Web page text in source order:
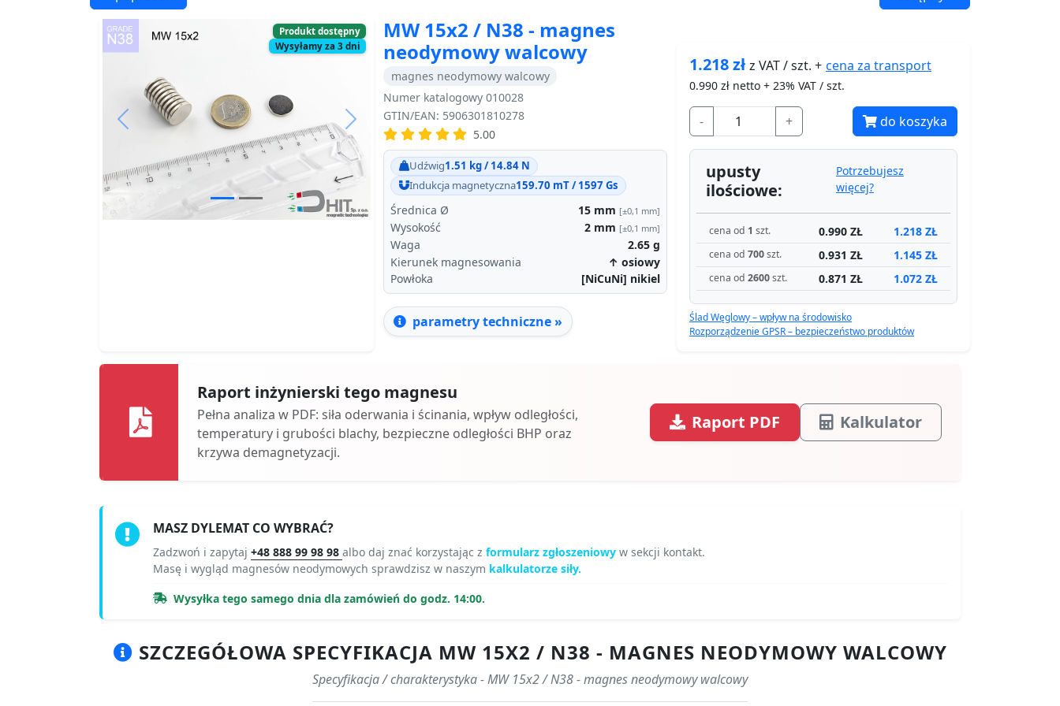
Produkt dostępny
Wysyłamy za 3 dni
Previous Next
MW 15x2 / N38 - magnes
neodymowy walcowy
magnes neodymowy walcowy
Numer katalogowy 010028
GTIN/EAN: 5906301810278
5.00
Udźwig1.51 kg / 14.84 N
Indukcja magnetyczna159.70 mT / 1597 Gs
Średnica Ø 15 mm [±0,1 mm]
Wysokość 2 mm [±0,1 mm]
Waga 2.65 g
Kierunek magnesowania
↑ osiowy
Powłoka
[NiCuNi] nikiel
parametry techniczne »
1.218złz VAT / szt. + cena za transport
0.990 zł netto + 23% VAT / szt.
- + do koszyka
upusty
ilościowe:
Potrzebujesz
więcej?
cena od 1 szt. 0.990 ZŁ 1.218 ZŁ
cena od 700szt. 0.931 ZŁ 1.145 ZŁ
cena od 2600szt. 0.871 ZŁ 1.072 ZŁ
Ślad Węglowy – wpływ na środowisko
Rozporządzenie GPSR – bezpieczeństwo produktów
Raport inżynierski tego magnesu
Pełna analiza w PDF: siła oderwania i ścinania, wpływ odległości,
temperatury i grubości blachy, bezpieczne odległości BHP oraz
krzywa demagnetyzacji.
Raport PDF Kalkulator
MASZ DYLEMAT CO WYBRAĆ?
Zadzwoń i zapytaj +48 888 99 98 98 albo daj znać korzystając z formularz zgłoszeniowy w sekcji kontakt.
Masę i wygląd magnesów neodymowych sprawdzisz w naszym kalkulatorze siły.
Wysyłka tego samego dnia dla zamówień do godz. 14:00.
SZCZEGÓŁOWA SPECYFIKACJA MW 15X2 / N38 - MAGNES NEODYMOWY WALCOWY
Specyfikacja / charakterystyka - MW 15x2 / N38 - magnes neodymowy walcowy